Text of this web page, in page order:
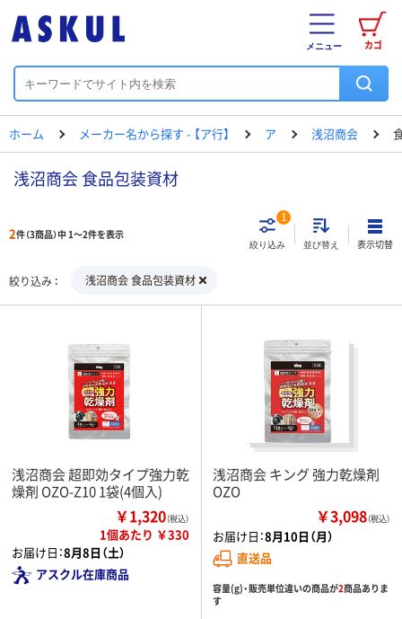
カゴ
メニュー
ホーム メーカー名から探す - 【ア行】 ア 浅沼商会
浅沼商会 食品包装資材
2件（3商品）中 1～2件を表示
絞り込み
1
並び替え 表示切替
絞り込み 浅沼商会 食品包装資材
浅沼商会 超即効タイプ強力乾
燥剤 OZO-Z10 1袋(4個入)
￥1,320（税込）
1個あたり ￥330
お届け日：8月8日（土）
アスクル在庫商品
浅沼商会 キング 強力乾燥剤
OZO
￥3,098（税込）
お届け日：8月10日（月）
直送品
容量(g)・販売単位違いの商品が2商品ありま
す